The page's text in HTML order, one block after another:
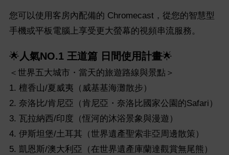
您可以使用客房內配備的 Chromecast，從您的智慧型
手機或平板電腦上享受更大螢幕的視頻串流服務。
🌟 人氣NO.1 王道篇 日間使用計畫🌟
＜世界五大城市・當天的旅遊路線與景點＞
1. 檀香山/夏威夷（威基基海灘散步）
2. 奈洛比/肯尼亞（肯尼亞・奈洛比國家公園的Safari）
3. 瓦拉納西/印度（恆河的沐浴景象與漫遊）
4. 伊斯坦堡/土耳其（世界遺產聖索非亞周邊散策）
5. 凱恩斯/澳大利亞（在世界遺產庫蘭達觀賞無尾熊）